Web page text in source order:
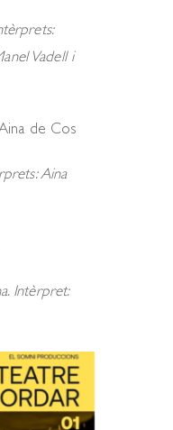
l Vadell i
de Cos
Aina
Intèrpret: